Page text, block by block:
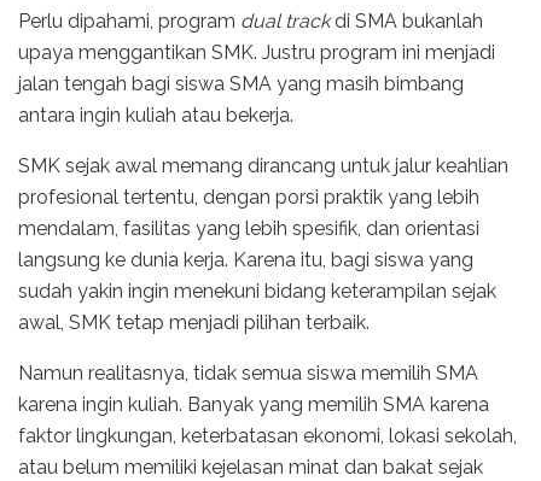
Perlu dipahami, program dual trackdi SMA bukanlah
upaya menggantikan SMK. Justru program ini menjadi
jalan tengah bagi siswa SMA yang masih bimbang
antara ingin kuliah atau bekerja.
SMK sejak awal memang dirancang untuk jalur keahlian
profesional tertentu, dengan porsi praktik yang lebih
mendalam, fasilitas yang lebih spesifik, dan orientasi
langsung ke dunia kerja. Karena itu, bagi siswa yang
sudah yakin ingin menekuni bidang keterampilan sejak
awal, SMK tetap menjadi pilihan terbaik.
Namun realitasnya, tidak semua siswa memilih SMA
karena ingin kuliah. Banyak yang memilih SMA karena
faktor lingkungan, keterbatasan ekonomi, lokasi sekolah,
atau belum memiliki kejelasan minat dan bakat sejak